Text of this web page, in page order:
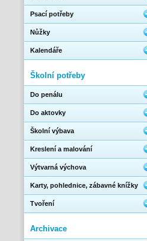
Psací potřeby
Nůžky
Kalendáře
Školní potřeby
Do penálu
Do aktovky
Školní výbava
Kreslení a malování
Výtvarná výchova
Karty, pohlednice, zábavné knížky
Tvoření
Archivace